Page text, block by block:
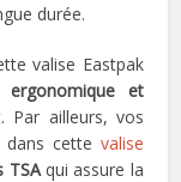
durée.
valise Eastpak
ergonomique et
Par ailleurs, vos
cette valise
TSAqui assure la